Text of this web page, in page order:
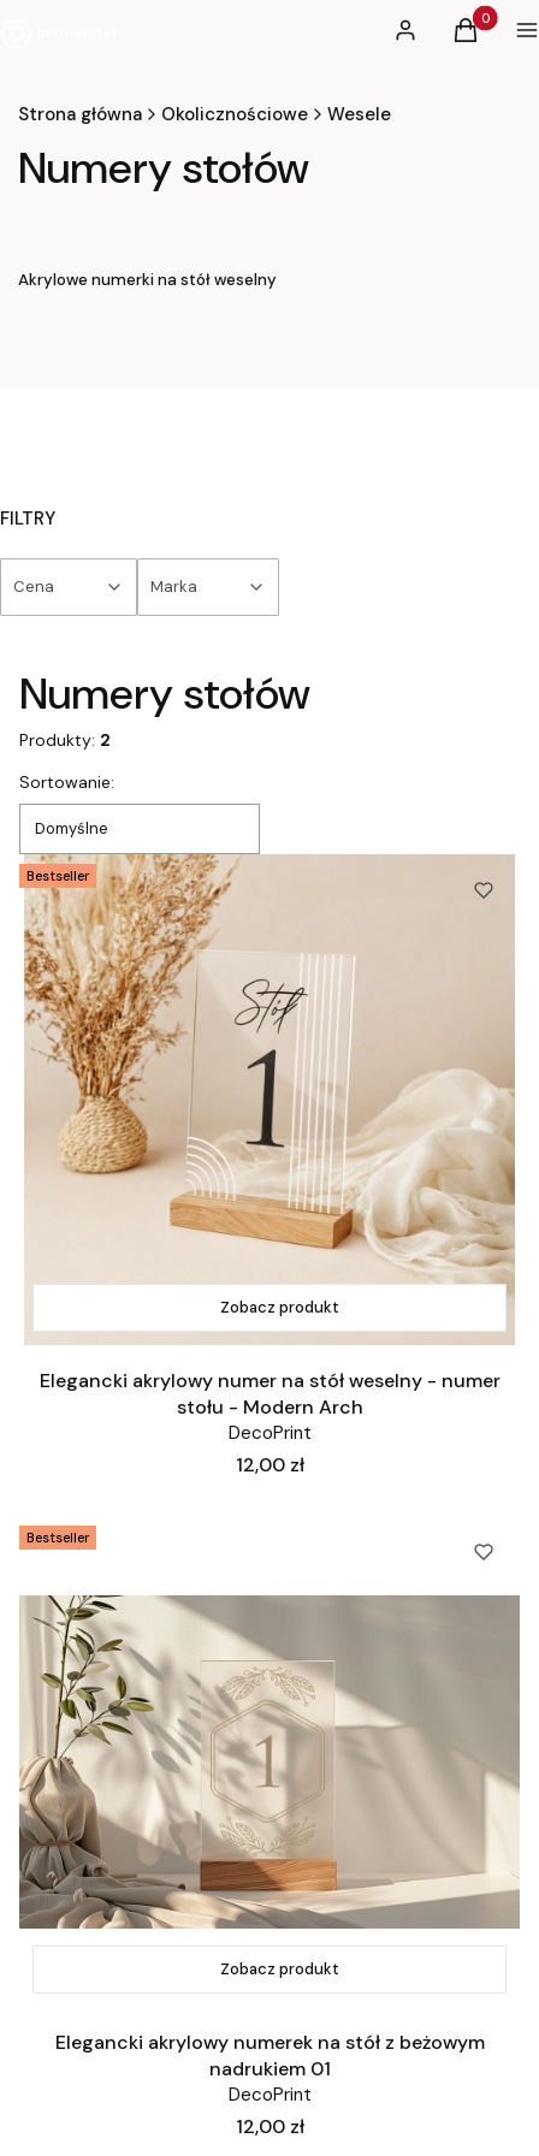
Zaloguj sięProdukty
Koszyk
Strona główna Okolicznościowe Wesele
Numery stołów
Akrylowe numerki na stół weselny
FILTRY
Cena Marka
Numery stołów
Produkty: 2
Lista produktów
Sortowanie:
Domyślne
Bestseller
Zobacz produkt
Elegancki akrylowy numer na stół weselny - numer
stołu - Modern Arch
DecoPrint
Cena
12,00 zł
Bestseller
Zobacz produkt
Elegancki akrylowy numerek na stół z beżowym
nadrukiem 01
DecoPrint
Cena
12,00 zł